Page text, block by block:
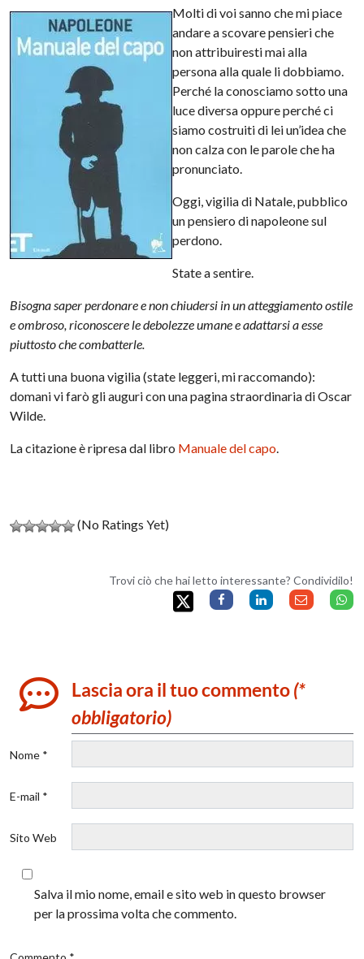
Molti di voi sanno che mi piace
andare a scovare pensieri che
non attribuiresti mai alla
persona alla quale li dobbiamo.
Perché la conosciamo sotto una
luce diversa oppure perché ci
siamo costruiti di lei un’idea che
non calza con le parole che ha
pronunciato.
Oggi, vigilia di Natale, pubblico
un pensiero di napoleone sul
perdono.
State a sentire.
Bisogna saper perdonare e non chiudersi in un atteggiamento ostile
e ombroso, riconoscere le debolezze umane e adattarsi a esse
piuttosto che combatterle.
A tutti una buona vigilia (state leggeri, mi raccomando):
domani vi farò gli auguri con una pagina straordinaria di Oscar
Wilde.
La citazione è ripresa dal libro Manuale del capo.
(No Ratings Yet)
Trovi ciò che hai letto interessante? Condividilo!
Lascia ora il tuo commento(*
obbligatorio)
Nome *
E-mail *
Sito Web
Salva il mio nome, email e sito web in questo browser
per la prossima volta che commento.